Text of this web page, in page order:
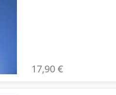
17,90 €